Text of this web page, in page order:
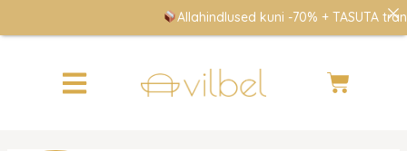
to
Cart
Allahindlused kuni -70% + TASUTA